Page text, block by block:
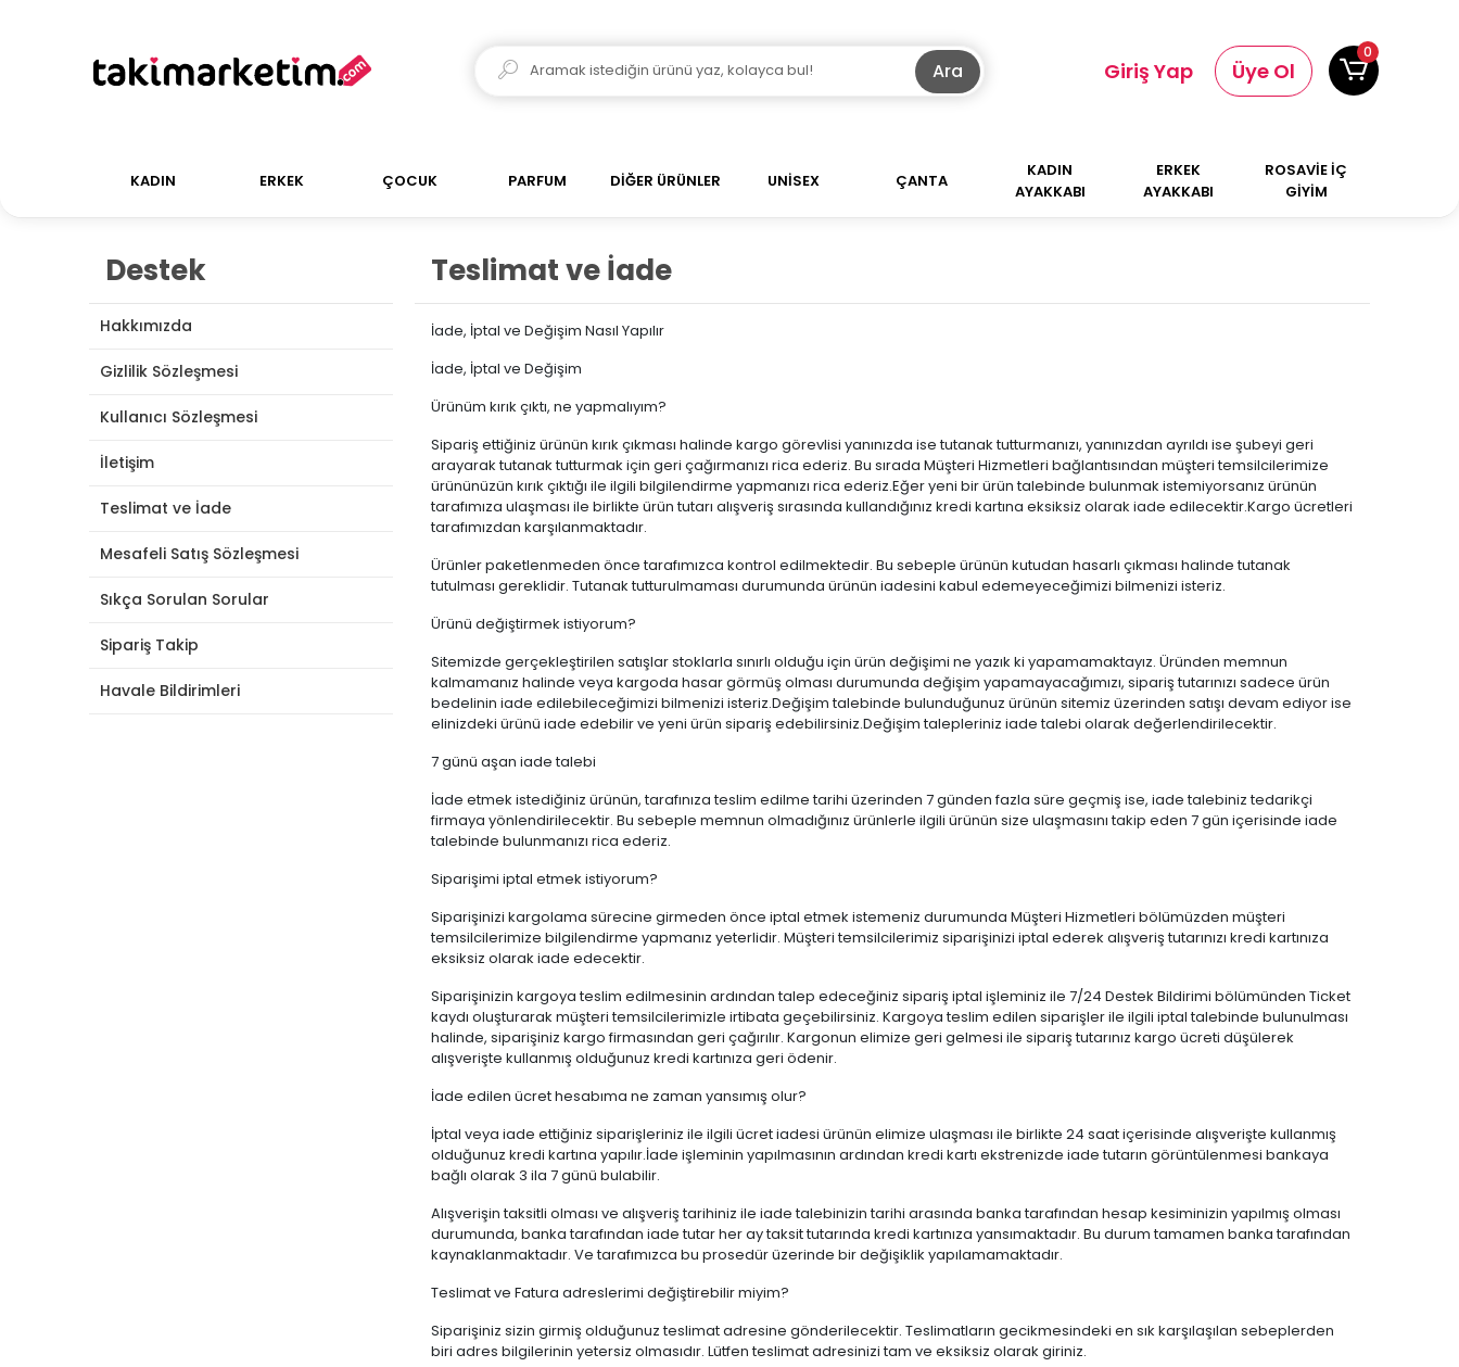
Ara Giriş Yap Üye Ol
0
KADIN ERKEK ÇOCUK PARFUM DİĞER ÜRÜNLER UNİSEX ÇANTA
KADIN
AYAKKABI
ERKEK
AYAKKABI
ROSAVİE İÇ
GİYİM
Destek
Hakkımızda
Gizlilik Sözleşmesi
Kullanıcı Sözleşmesi
İletişim
Teslimat ve İade
Mesafeli Satış Sözleşmesi
Sıkça Sorulan Sorular
Sipariş Takip
Havale Bildirimleri
Teslimat ve İade
İade, İptal ve Değişim Nasıl Yapılır
İade, İptal ve Değişim
Ürünüm kırık çıktı, ne yapmalıyım?
Sipariş ettiğiniz ürünün kırık çıkması halinde kargo görevlisi yanınızda ise tutanak tutturmanızı, yanınızdan ayrıldı ise şubeyi geri
arayarak tutanak tutturmak için geri çağırmanızı rica ederiz. Bu sırada Müşteri Hizmetleri bağlantısından müşteri temsilcilerimize
ürününüzün kırık çıktığı ile ilgili bilgilendirme yapmanızı rica ederiz.Eğer yeni bir ürün talebinde bulunmak istemiyorsanız ürünün
tarafımıza ulaşması ile birlikte ürün tutarı alışveriş sırasında kullandığınız kredi kartına eksiksiz olarak iade edilecektir.Kargo ücretleri
tarafımızdan karşılanmaktadır.
Ürünler paketlenmeden önce tarafımızca kontrol edilmektedir. Bu sebeple ürünün kutudan hasarlı çıkması halinde tutanak
tutulması gereklidir. Tutanak tutturulmaması durumunda ürünün iadesini kabul edemeyeceğimizi bilmenizi isteriz.
Ürünü değiştirmek istiyorum?
Sitemizde gerçekleştirilen satışlar stoklarla sınırlı olduğu için ürün değişimi ne yazık ki yapamamaktayız. Üründen memnun
kalmamanız halinde veya kargoda hasar görmüş olması durumunda değişim yapamayacağımızı, sipariş tutarınızı sadece ürün
bedelinin iade edilebileceğimizi bilmenizi isteriz.Değişim talebinde bulunduğunuz ürünün sitemiz üzerinden satışı devam ediyor ise
elinizdeki ürünü iade edebilir ve yeni ürün sipariş edebilirsiniz.Değişim talepleriniz iade talebi olarak değerlendirilecektir.
7 günü aşan iade talebi
İade etmek istediğiniz ürünün, tarafınıza teslim edilme tarihi üzerinden 7 günden fazla süre geçmiş ise, iade talebiniz tedarikçi
firmaya yönlendirilecektir. Bu sebeple memnun olmadığınız ürünlerle ilgili ürünün size ulaşmasını takip eden 7 gün içerisinde iade
talebinde bulunmanızı rica ederiz.
Siparişimi iptal etmek istiyorum?
Siparişinizi kargolama sürecine girmeden önce iptal etmek istemeniz durumunda Müşteri Hizmetleri bölümüzden müşteri
temsilcilerimize bilgilendirme yapmanız yeterlidir. Müşteri temsilcilerimiz siparişinizi iptal ederek alışveriş tutarınızı kredi kartınıza
eksiksiz olarak iade edecektir.
Siparişinizin kargoya teslim edilmesinin ardından talep edeceğiniz sipariş iptal işleminiz ile 7/24 Destek Bildirimi bölümünden Ticket
kaydı oluşturarak müşteri temsilcilerimizle irtibata geçebilirsiniz. Kargoya teslim edilen siparişler ile ilgili iptal talebinde bulunulması
halinde, siparişiniz kargo firmasından geri çağırılır. Kargonun elimize geri gelmesi ile sipariş tutarınız kargo ücreti düşülerek
alışverişte kullanmış olduğunuz kredi kartınıza geri ödenir.
İade edilen ücret hesabıma ne zaman yansımış olur?
İptal veya iade ettiğiniz siparişleriniz ile ilgili ücret iadesi ürünün elimize ulaşması ile birlikte 24 saat içerisinde alışverişte kullanmış
olduğunuz kredi kartına yapılır.İade işleminin yapılmasının ardından kredi kartı ekstrenizde iade tutarın görüntülenmesi bankaya
bağlı olarak 3 ila 7 günü bulabilir.
Alışverişin taksitli olması ve alışveriş tarihiniz ile iade talebinizin tarihi arasında banka tarafından hesap kesiminizin yapılmış olması
durumunda, banka tarafından iade tutar her ay taksit tutarında kredi kartınıza yansımaktadır. Bu durum tamamen banka tarafından
kaynaklanmaktadır. Ve tarafımızca bu prosedür üzerinde bir değişiklik yapılamamaktadır.
Teslimat ve Fatura adreslerimi değiştirebilir miyim?
Siparişiniz sizin girmiş olduğunuz teslimat adresine gönderilecektir. Teslimatların gecikmesindeki en sık karşılaşılan sebeplerden
biri adres bilgilerinin yetersiz olmasıdır. Lütfen teslimat adresinizi tam ve eksiksiz olarak giriniz.